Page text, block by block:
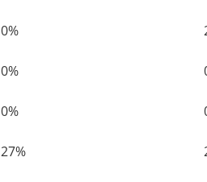
0%
0%
0%
27%